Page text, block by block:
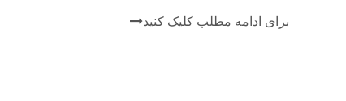
برای ادامه مطلب کلیک کنید